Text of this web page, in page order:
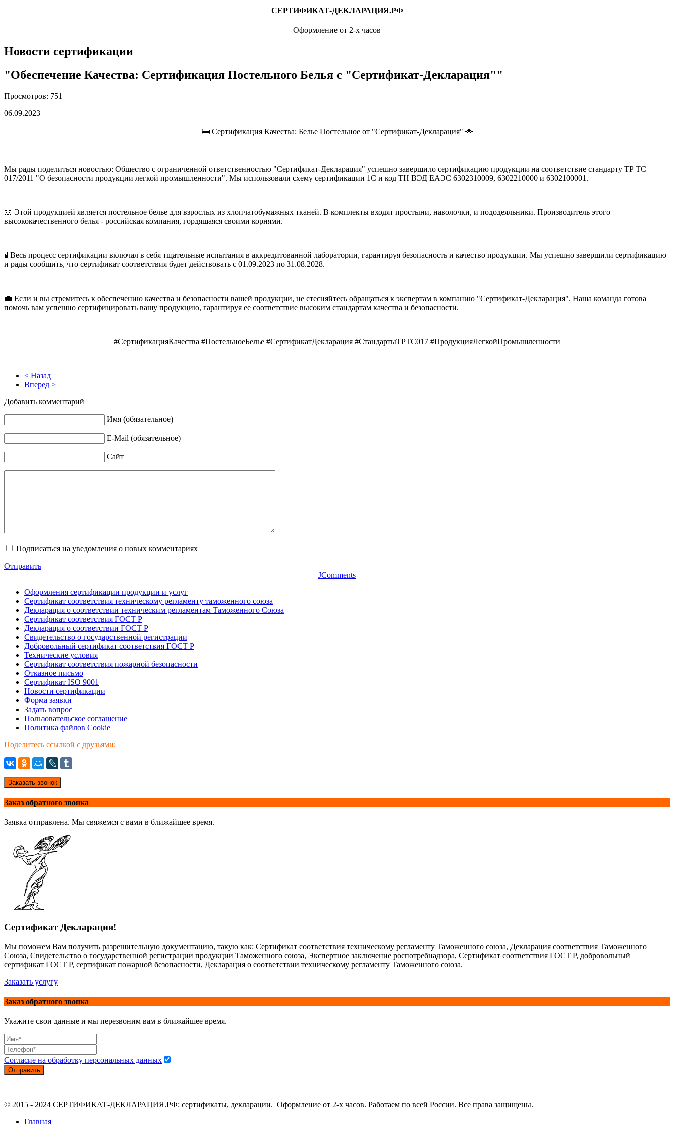
СЕРТИФИКАТ-ДЕКЛАРАЦИЯ.РФ
Оформление от 2-х часов
Новости сертификации
"Обеспечение Качества: Сертификация Постельного Белья с "Сертификат-Декларация""
Просмотров: 751
06.09.2023
🛏️ Сертификация Качества: Белье Постельное от "Сертификат-Декларация" 🌟
Мы рады поделиться новостью: Общество с ограниченной ответственностью "Сертификат-Декларация" успешно завершило сертификацию продукции на соответствие стандарту ТР ТС
017/2011 "О безопасности продукции легкой промышленности". Мы использовали схему сертификации 1С и код ТН ВЭД ЕАЭС 6302310009, 6302210000 и 6302100001.
🌼 Этой продукцией является постельное белье для взрослых из хлопчатобумажных тканей. В комплекты входят простыни, наволочки, и пододеяльники. Производитель этого
высококачественного белья - российская компания, гордящаяся своими корнями.
🧪 Весь процесс сертификации включал в себя тщательные испытания в аккредитованной лаборатории, гарантируя безопасность и качество продукции. Мы успешно завершили сертификацию
и рады сообщить, что сертификат соответствия будет действовать с 01.09.2023 по 31.08.2028.
💼 Если и вы стремитесь к обеспечению качества и безопасности вашей продукции, не стесняйтесь обращаться к экспертам в компанию "Сертификат-Декларация". Наша команда готова
помочь вам успешно сертифицировать вашу продукцию, гарантируя ее соответствие высоким стандартам качества и безопасности.
#СертификацияКачества #ПостельноеБелье #СертификатДекларация #СтандартыТРТС017 #ПродукцияЛегкойПромышленности
< Назад
Вперед >
Добавить комментарий
Имя (обязательное)
E-Mail (обязательное)
Сайт
Подписаться на уведомления о новых комментариях
Отправить
JComments
Оформления сертификации продукции и услуг
Сертификат соответствия техническому регламенту таможенного союза
Декларация о соответствии техническим регламентам Таможенного Союза
Сертификат соответствия ГОСТ Р
Декларация о соответствии ГОСТ Р
Свидетельство о государственной регистрации
Добровольный сертификат соответствия ГОСТ Р
Технические условия
Сертификат соответствия пожарной безопасности
Отказное письмо
Сертификат ISO 9001
Новости сертификации
Форма заявки
Задать вопрос
Пользовательское соглашение
Политика файлов Cookie
Поделитесь ссылкой с друзьями:
Заказать звонок
Заказ обратного звонка
Заявка отправлена. Мы свяжемся с вами в ближайшее время.
Сертификат Декларация!
Мы поможем Вам получить разрешительную документацию, такую как: Сертификат соответствия техническому регламенту Таможенного союза, Декларация соответствия Таможенного
Союза, Свидетельство о государственной регистрации продукции Таможенного союза, Экспертное заключение роспотребнадзора, Сертификат соответствия ГОСТ Р, добровольный
сертификат ГОСТ Р, сертификат пожарной безопасности, Декларация о соответствии техническому регламенту Таможенного союза.
Заказать услугу
Заказ обратного звонка
Укажите свои данные и мы перезвоним вам в ближайшее время.
Согласие на обработку персональных данных
Отправить
© 2015 - 2024 СЕРТИФИКАТ-ДЕКЛАРАЦИЯ.РФ: сертификаты, декларации. Оформление от 2-х часов. Работаем по всей России. Все права защищены.
Главная